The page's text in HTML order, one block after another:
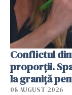
Conflictul
proporții.
la graniță
08 AUGUST 2026